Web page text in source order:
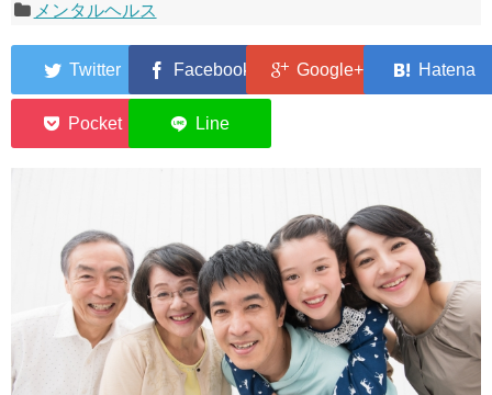
メンタルヘルス